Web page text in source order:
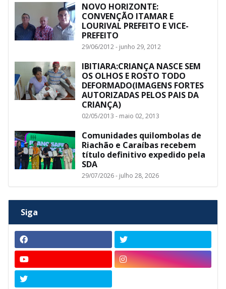
NOVO HORIZONTE:
CONVENÇÃO ITAMAR E
LOURIVAL PREFEITO E VICE-
PREFEITO
29/06/2012 - junho 29, 2012
IBITIARA:CRIANÇA NASCE SEM
OS OLHOS E ROSTO TODO
DEFORMADO(IMAGENS FORTES
AUTORIZADAS PELOS PAIS DA
CRIANÇA)
02/05/2013 - maio 02, 2013
Comunidades quilombolas de
Riachão e Caraíbas recebem
título definitivo expedido pela
SDA
29/07/2026 - julho 28, 2026
Siga